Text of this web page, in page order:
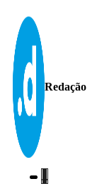
Redação